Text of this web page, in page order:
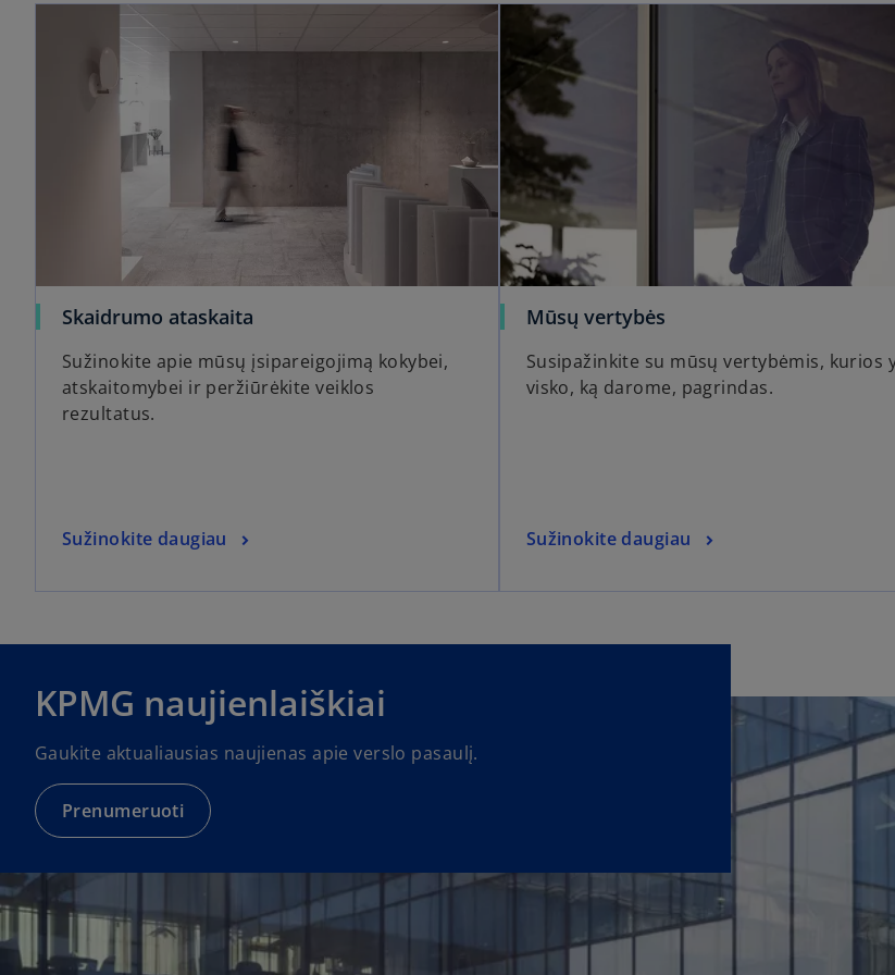
Skaidrumo ataskaita
Sužinokite apie mūsų įsipareigojimą kokybei,
atskaitomybei ir peržiūrėkite veiklos
rezultatus.
Sužinokite daugiau
Mūsų vertybės
Susipažinkite su mūsų vertybėmis, kurios
visko, ką darome, pagrindas.
Sužinokite daugiau
KPMG naujienlaiškiai
Gaukite aktualiausias naujienas apie verslo pasaulį.
Prenumeruoti
n
i
n
a
n
t
a
b